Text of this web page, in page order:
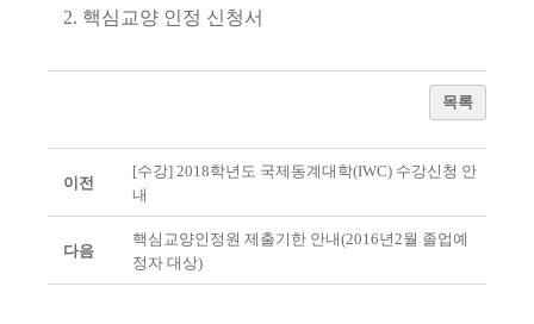
2. 핵심교양 인정 신청서
목록
이전
[수강] 2018학년도 국제동계대학(IWC) 수강신청 안
내
다음
핵심교양인정원 제출기한 안내(2016년2월 졸업예
정자 대상)